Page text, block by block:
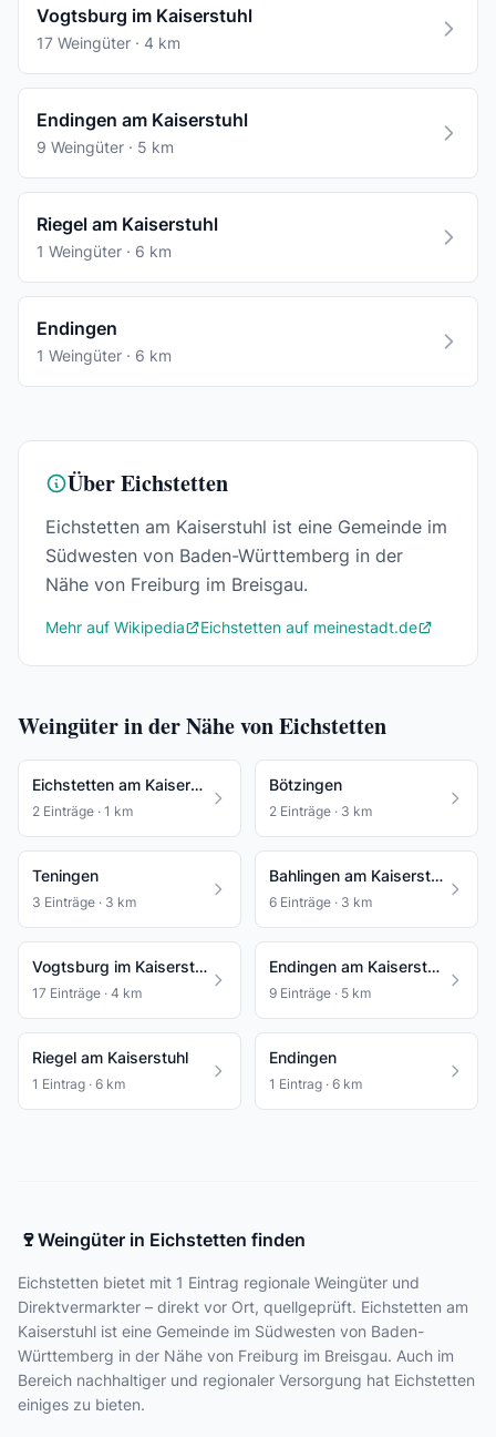
Vogtsburg im Kaiserstuhl
17 Weingüter · 4 km
Endingen am Kaiserstuhl
9 Weingüter · 5 km
Riegel am Kaiserstuhl
1 Weingüter · 6 km
Endingen
1 Weingüter · 6 km
Über Eichstetten
Eichstetten am Kaiserstuhl ist eine Gemeinde im
Südwesten von Baden-Württemberg in der
Nähe von Freiburg im Breisgau.
Mehr auf Wikipedia Eichstetten auf meinestadt.de
Weingüter in der Nähe von Eichstetten
Eichstetten am Kaiserstuhl
2 Einträge · 1 km
Bötzingen
2 Einträge · 3 km
Teningen
3 Einträge · 3 km
Bahlingen am Kaiserstuhl
6 Einträge · 3 km
Vogtsburg im Kaiserstuhl
17 Einträge · 4 km
Endingen am Kaiserstuhl
9 Einträge · 5 km
Riegel am Kaiserstuhl
1 Eintrag · 6 km
Endingen
1 Eintrag · 6 km
🍷Weingüter in Eichstetten finden
Eichstetten bietet mit 1 Eintrag regionale Weingüter und
Direktvermarkter – direkt vor Ort, quellgeprüft. Eichstetten am
Kaiserstuhl ist eine Gemeinde im Südwesten von Baden-
Württemberg in der Nähe von Freiburg im Breisgau. Auch im
Bereich nachhaltiger und regionaler Versorgung hat Eichstetten
einiges zu bieten.